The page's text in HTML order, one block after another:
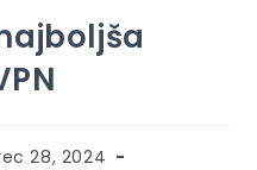
28, 2024